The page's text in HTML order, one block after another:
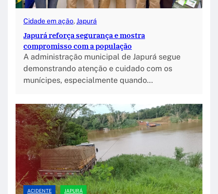
Cidade em ação, Japurá
Japurá reforça segurança e mostra
compromisso com a população
A administração municipal de Japurá segue
demonstrando atenção e cuidado com os
munícipes, especialmente quando…
ACIDENTE JAPURÁ